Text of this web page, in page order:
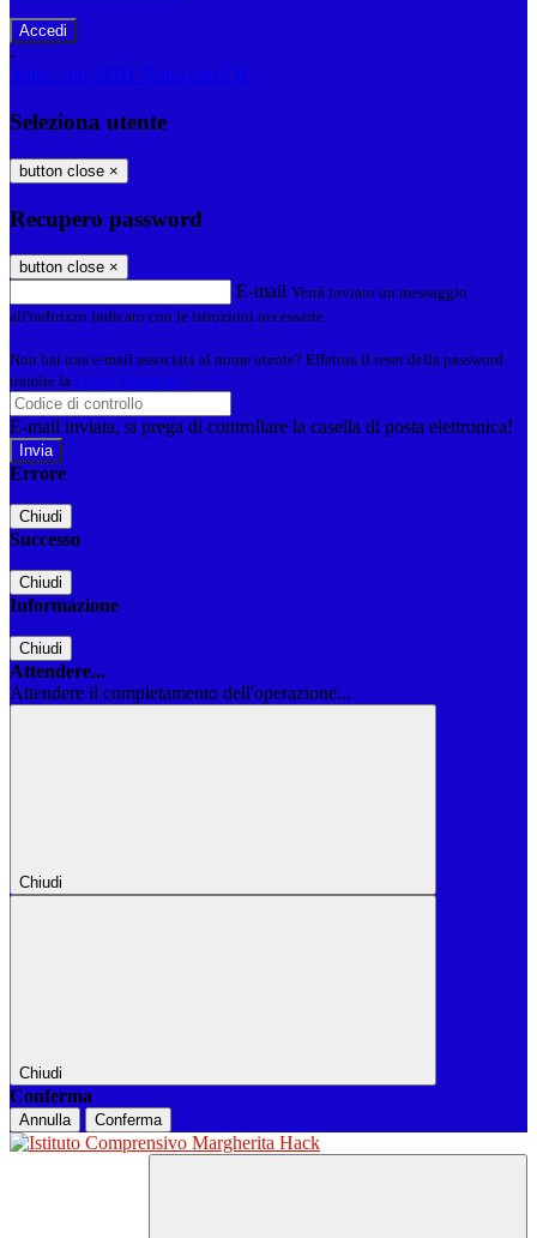
-
Entra con SPID
Entra con CIE
Seleziona utente
button close ×
Recupero password
button close ×
E-mail Verrà inviato un messaggio
all'indirizzo indicato con le istruzioni necessarie.
Non hai una e-mail associata al nome utente? Effettua il reset della password
tramite la Login Spaggiari
E-mail inviata, si prega di controllare la casella di posta elettronica!
Errore
Chiudi
Successo
Chiudi
Informazione
Chiudi
Attendere...
Attendere il completamento dell'operazione...
Chiudi
Chiudi
Conferma
Annulla Conferma